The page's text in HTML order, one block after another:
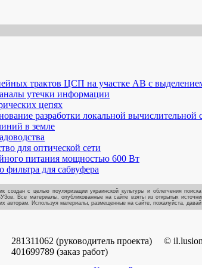
трактов ЦСП на участке АВ с
утечки информации
цепях
разработки локальной
в земле
для оптической сети
питания мощностью 600 Вт
фильтра для сабвуфера
создан с целью поуляризации украинской культуры и облегчения
Все материалы, опубликованные на сайте взяты из открытых
авторам. Используя материалы, размещенные на сайте, пожалуйста,
281311062 (руководитель проекта)
401699789 (заказ работ)
©